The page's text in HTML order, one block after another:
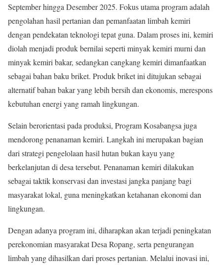
September hingga Desember 2025. Fokus utama program adalah
pengolahan hasil pertanian dan pemanfaatan limbah kemiri
dengan pendekatan teknologi tepat guna. Dalam proses ini, kemiri
diolah menjadi produk bernilai seperti minyak kemiri murni dan
minyak kemiri bakar, sedangkan cangkang kemiri dimanfaatkan
sebagai bahan baku briket. Produk briket ini ditujukan sebagai
alternatif bahan bakar yang lebih bersih dan ekonomis, merespons
kebutuhan energi yang ramah lingkungan.
Selain berorientasi pada produksi, Program Kosabangsa juga
mendorong penanaman kemiri. Langkah ini merupakan bagian
dari strategi pengelolaan hasil hutan bukan kayu yang
berkelanjutan di desa tersebut. Penanaman kemiri dilakukan
sebagai taktik konservasi dan investasi jangka panjang bagi
masyarakat lokal, guna meningkatkan ketahanan ekonomi dan
lingkungan.
Dengan adanya program ini, diharapkan akan terjadi peningkatan
perekonomian masyarakat Desa Ropang, serta pengurangan
limbah yang dihasilkan dari proses pertanian. Melalui inovasi ini,